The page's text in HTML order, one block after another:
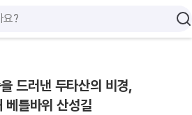
드러낸 두타산의 비경,
베틀바위 산성길